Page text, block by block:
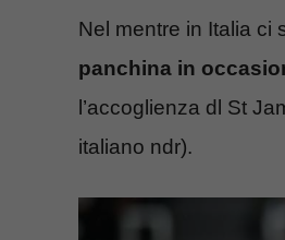
Nel mentre in Italia ci
panchina in
l’accoglienza dl St
italiano ndr).